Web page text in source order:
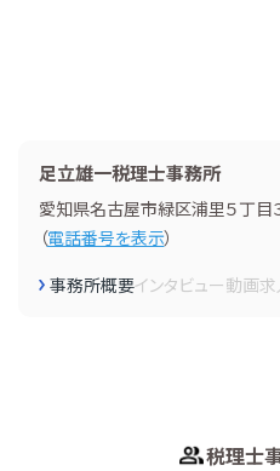
足立雄一税理士事務所
愛知県名古屋市緑区浦里５丁目
（電話番号を表示）
事務所概要インタビュー動画
税理士